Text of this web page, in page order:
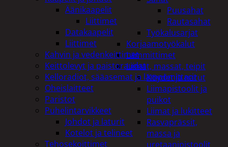
Puusahat
Rautasahat
Työkalusarjat
Korjaamotyökalut
Lämmittimet
Liimat, massat, teipit
Köydet ja narut
Liimapistoolit ja
puikot
Liimat ja lukitteet
Rasvaprässit,
massa ja
uretaanipistoolit
Äänikaapelit
Liittimet
Datakaapelit
Liittimet
Kahvin ja vedenkeittimet
Keittolevyt ja paistoraudat
Kelloradiot, sääasemat ja lämpömittarit
Oheislaitteet
Paristot
Puhelintarvikkeet
Johdot ja laturit
Kotelot ja telineet
Tehosekoittimet